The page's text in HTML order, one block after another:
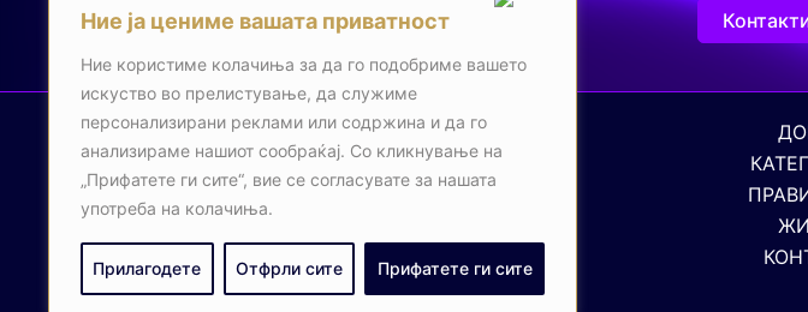
Ние ја цениме вашата приватност
Ние користиме колачиња за да го подобриме вашето
искуство во прелистување, да служиме
персонализирани реклами или содржина и да го
анализираме нашиот сообраќај. Со кликнување на
„Прифатете ги сите“, вие се согласувате за нашата
употреба на колачиња.
Прилагодете Отфрли сите Прифатете ги сите